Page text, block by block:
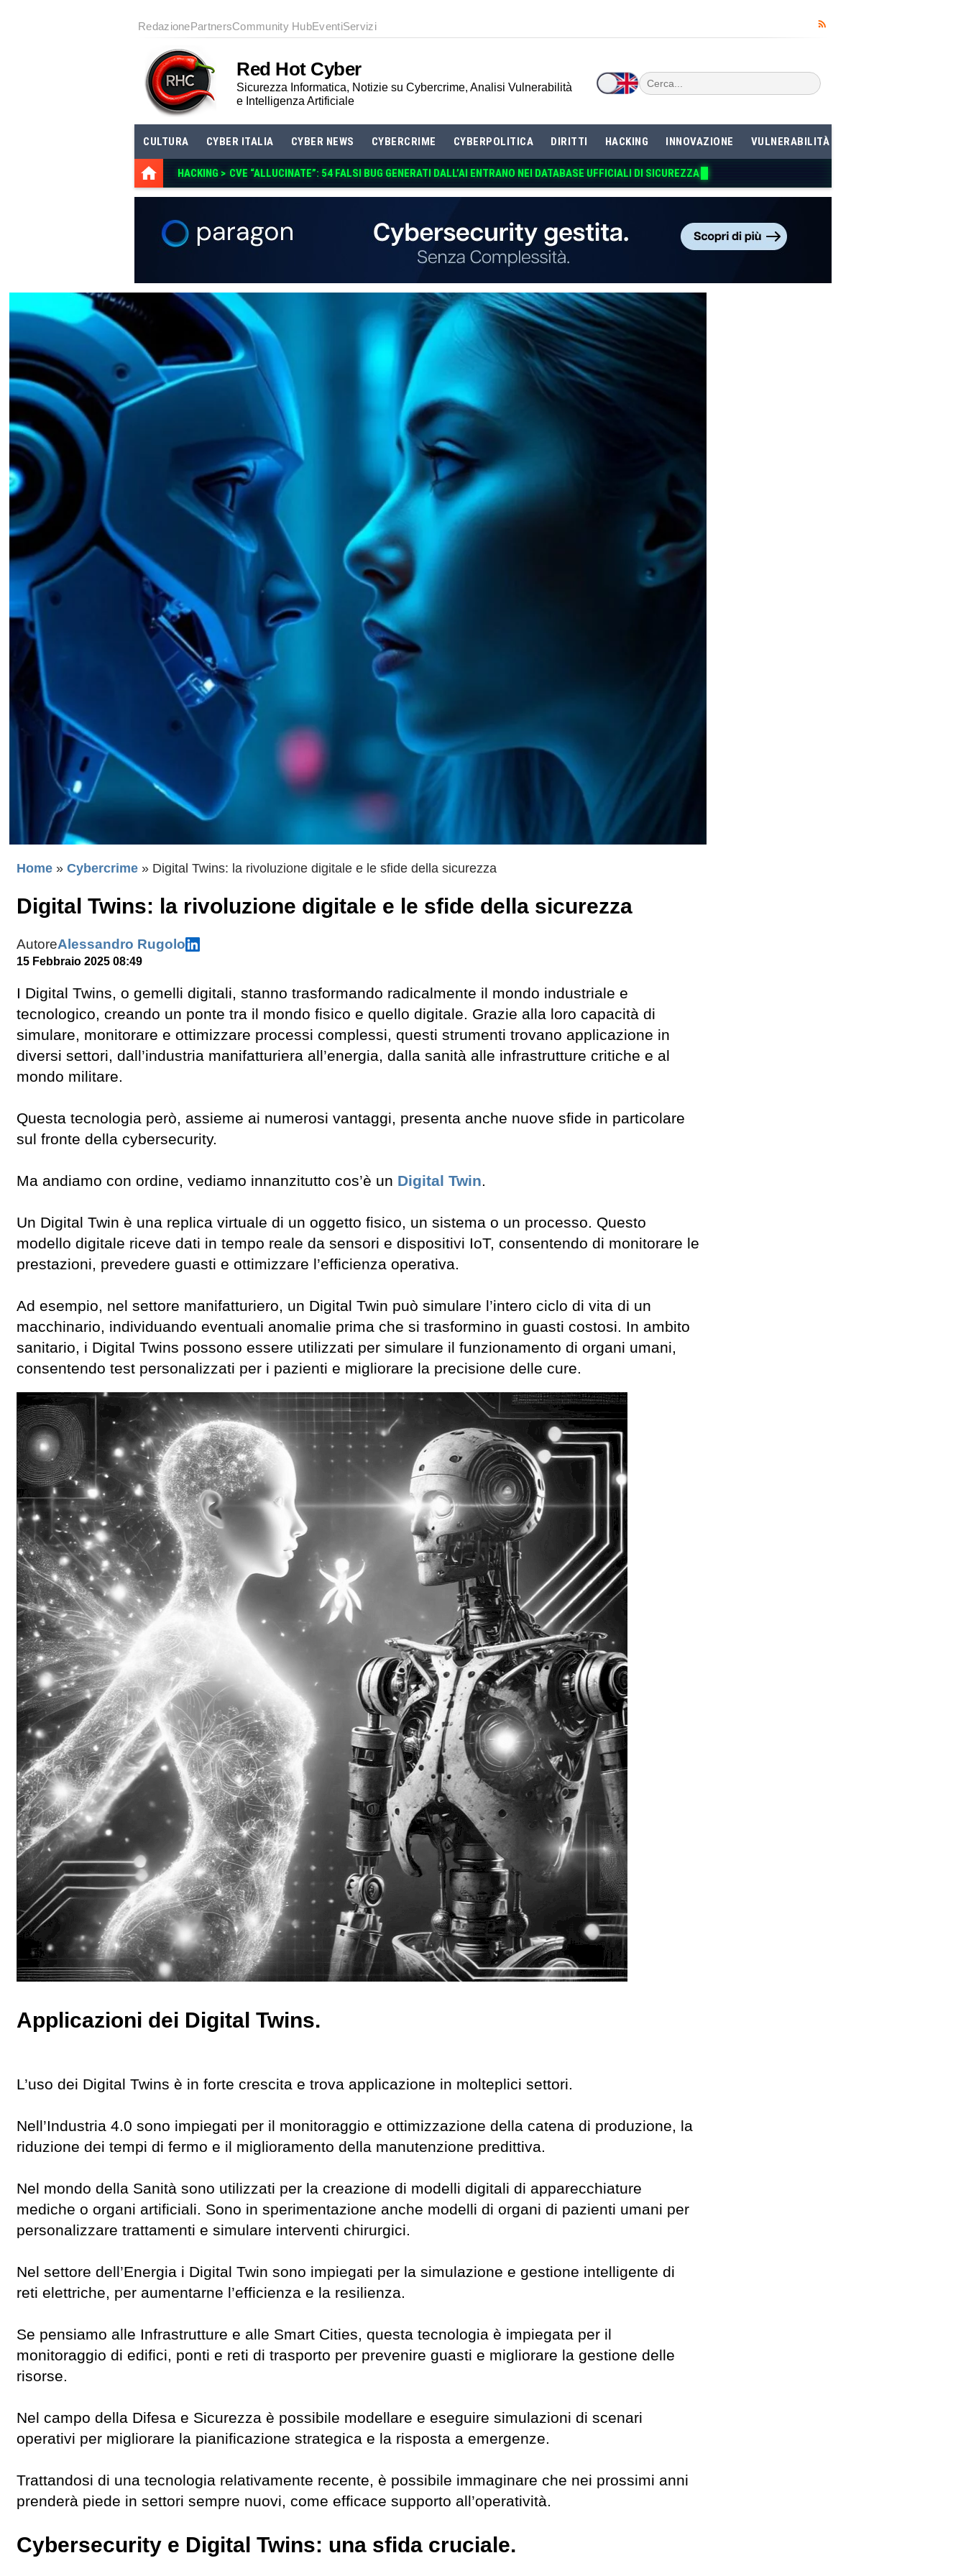
RedazionePartnersCommunity HubEventiServizi
Red Hot Cyber
Sicurezza Informatica, Notizie su Cybercrime, Analisi Vulnerabilità
e Intelligenza Artificiale
CULTURA CYBER ITALIA CYBER NEWS CYBERCRIME CYBERPOLITICA DIRITTI HACKING INNOVAZIONE VULNERABILITÀ
HACKING > CVE “ALLUCINATE”: 54 FALSI BUG GENERATI DALL’AI ENTRANO NEI DATABASE UFFICIALI DI SICUREZZA
Home » Cybercrime » Digital Twins: la rivoluzione digitale e le sfide della sicurezza
Digital Twins: la rivoluzione digitale e le sfide della sicurezza
AutoreAlessandro Rugolo
15 Febbraio 2025 08:49
I Digital Twins, o gemelli digitali, stanno trasformando radicalmente il mondo industriale e
tecnologico, creando un ponte tra il mondo fisico e quello digitale. Grazie alla loro capacità di
simulare, monitorare e ottimizzare processi complessi, questi strumenti trovano applicazione in
diversi settori, dall’industria manifatturiera all’energia, dalla sanità alle infrastrutture critiche e al
mondo militare.
Questa tecnologia però, assieme ai numerosi vantaggi, presenta anche nuove sfide in particolare
sul fronte della cybersecurity.
Ma andiamo con ordine, vediamo innanzitutto cos’è un Digital Twin.
Un Digital Twin è una replica virtuale di un oggetto fisico, un sistema o un processo. Questo
modello digitale riceve dati in tempo reale da sensori e dispositivi IoT, consentendo di monitorare le
prestazioni, prevedere guasti e ottimizzare l’efficienza operativa.
Ad esempio, nel settore manifatturiero, un Digital Twin può simulare l’intero ciclo di vita di un
macchinario, individuando eventuali anomalie prima che si trasformino in guasti costosi. In ambito
sanitario, i Digital Twins possono essere utilizzati per simulare il funzionamento di organi umani,
consentendo test personalizzati per i pazienti e migliorare la precisione delle cure.
Applicazioni dei Digital Twins.
L’uso dei Digital Twins è in forte crescita e trova applicazione in molteplici settori.
Nell’Industria 4.0 sono impiegati per il monitoraggio e ottimizzazione della catena di produzione, la
riduzione dei tempi di fermo e il miglioramento della manutenzione predittiva.
Nel mondo della Sanità sono utilizzati per la creazione di modelli digitali di apparecchiature
mediche o organi artificiali. Sono in sperimentazione anche modelli di organi di pazienti umani per
personalizzare trattamenti e simulare interventi chirurgici.
Nel settore dell’Energia i Digital Twin sono impiegati per la simulazione e gestione intelligente di
reti elettriche, per aumentarne l’efficienza e la resilienza.
Se pensiamo alle Infrastrutture e alle Smart Cities, questa tecnologia è impiegata per il
monitoraggio di edifici, ponti e reti di trasporto per prevenire guasti e migliorare la gestione delle
risorse.
Nel campo della Difesa e Sicurezza è possibile modellare e eseguire simulazioni di scenari
operativi per migliorare la pianificazione strategica e la risposta a emergenze.
Trattandosi di una tecnologia relativamente recente, è possibile immaginare che nei prossimi anni
prenderà piede in settori sempre nuovi, come efficace supporto all’operatività.
Cybersecurity e Digital Twins: una sfida cruciale.